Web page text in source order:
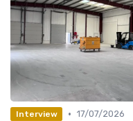
Interview • 17/07/2026